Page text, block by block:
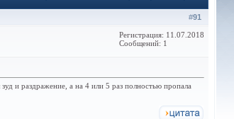
#91
Регистрация: 11.07.2018
Сообщений: 1
и раздражение, а на 4 или 5 раз полностью пропала